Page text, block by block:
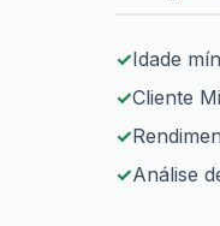
Idade
Cliente
Análise